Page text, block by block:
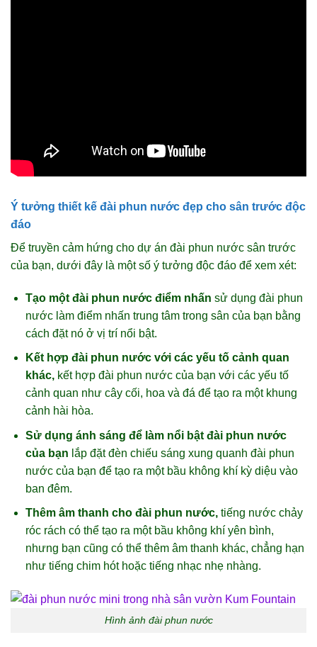
Ý tưởng thiết kế đài phun nước đẹp cho sân trước độc
đáo
Để truyền cảm hứng cho dự án đài phun nước sân trước
của bạn, dưới đây là một số ý tưởng độc đáo để xem xét:
Tạo một đài phun nước điểm nhấn sử dụng đài phun
nước làm điểm nhấn trung tâm trong sân của bạn bằng
cách đặt nó ở vị trí nổi bật.
Kết hợp đài phun nước với các yếu tố cảnh quan
khác,kết hợp đài phun nước của bạn với các yếu tố
cảnh quan như cây cối, hoa và đá để tạo ra một khung
cảnh hài hòa.
Sử dụng ánh sáng để làm nổi bật đài phun nước
của bạn lắp đặt đèn chiếu sáng xung quanh đài phun
nước của bạn để tạo ra một bầu không khí kỳ diệu vào
ban đêm.
Thêm âm thanh cho đài phun nước,tiếng nước chảy
róc rách có thể tạo ra một bầu không khí yên bình,
nhưng bạn cũng có thể thêm âm thanh khác, chẳng hạn
như tiếng chim hót hoặc tiếng nhạc nhẹ nhàng.
Hình ảnh đài phun nước